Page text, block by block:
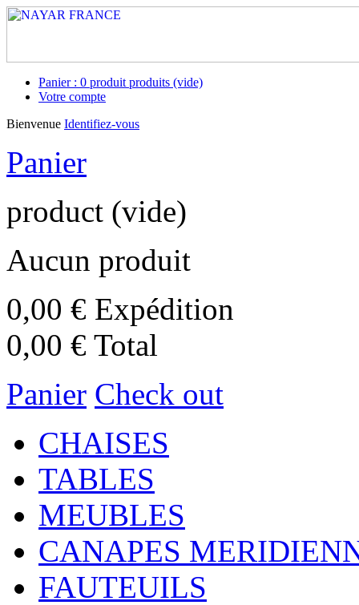
Panier : 0 produit produits (vide)
Votre compte
Bienvenue Identifiez-vous
Panier
product (vide)
Aucun produit
0,00 € Expédition
0,00 € Total
Panier Check out
CHAISES
TABLES
MEUBLES
CANAPES
FAUTEUILS